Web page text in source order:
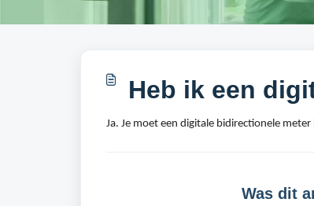
Heb ik een
Ja. Je moet een digitale bidirectionele
Was dit